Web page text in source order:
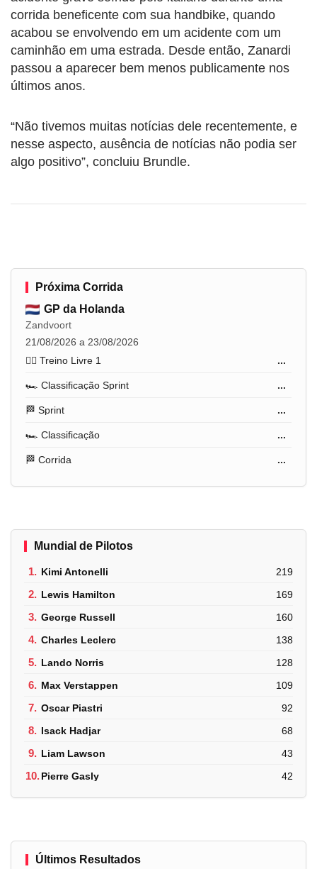
corrida beneficente com sua handbike, quando
acabou se envolvendo em um acidente com um
caminhão em uma estrada. Desde então, Zanardi
passou a aparecer bem menos publicamente nos
últimos anos.
“Não tivemos muitas notícias dele recentemente, e
nesse aspecto, ausência de notícias não podia ser
algo positivo”, concluiu Brundle.
Próxima Corrida
GP da Holanda
Zandvoort
21/08/2026 a 23/08/2026
🏋️‍♂️ Treino Livre 1
...
🏎️ Classificação Sprint ...
🏁 Sprint ...
🏎️ Classificação ...
🏁 Corrida ...
Mundial de Pilotos
1. Kimi Antonelli 219
2. Lewis Hamilton 169
3. George Russell 160
4. Charles Leclerc 138
5. Lando Norris 128
6. Max Verstappen 109
7. Oscar Piastri 92
8. Isack Hadjar 68
9. Liam Lawson 43
10.Pierre Gasly 42
Últimos Resultados